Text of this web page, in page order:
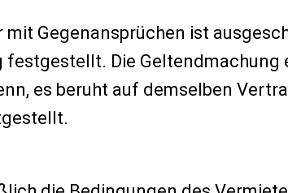
Gegenansprüchen ist
Die Geltendmachung
es beruht auf demselben